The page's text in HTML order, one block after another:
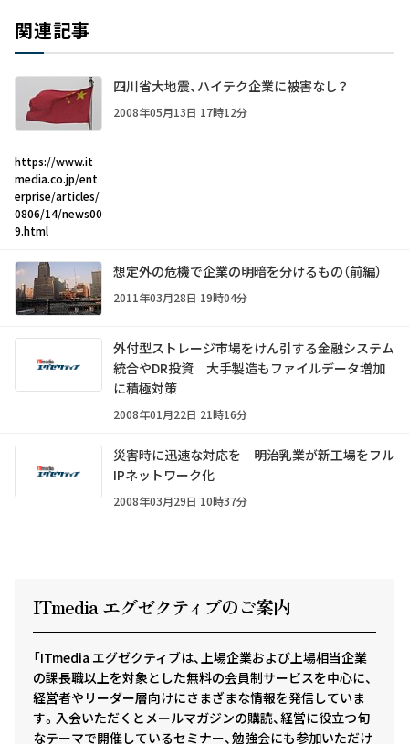
関連記事
四川省大地震、ハイテク企業に被害なし？
2008年05月13日 17時12分
https://www.it
media.co.jp/ent
erprise/articles/
0806/14/news00
9.html
想定外の危機で企業の明暗を分けるもの（前編）
2011年03月28日 19時04分
外付型ストレージ市場をけん引する金融システム
統合やDR投資 大手製造もファイルデータ増加
に積極対策
2008年01月22日 21時16分
災害時に迅速な対応を 明治乳業が新工場をフル
IPネットワーク化
2008年03月29日 10時37分
ITmedia エグゼクティ ブのご案内
「ITmedia エグゼクティブは、上場企業および上場相当企業
の課長職以上を対象とした無料の会員制サービスを中心に、
経営者やリーダー層向けにさまざまな情報を発信していま
す。入会いただくとメールマガジンの購読、経営に役立つ旬
なテーマで開催しているセミナー、勉強会にも参加いただけ